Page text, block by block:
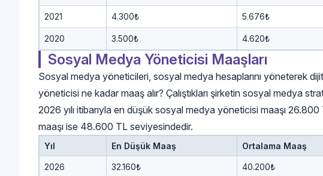
2021 4.300₺ 5.676₺
2020 3.500₺ 4.620₺
Sosyal Medya Yöneticisi Maaşları
Sosyal medya yöneticileri, sosyal medya hesaplarını yöneterek
yöneticisi ne kadar maaş alır? Çalıştıkları şirketin sosyal medya
2026 yılı itibarıyla en düşük sosyal medya yöneticisi maaşı
maaşı ise 48.600 TL seviyesindedir.
Yıl En Düşük Maaş Ortalama Maaş
2026 32.160₺ 40.200₺